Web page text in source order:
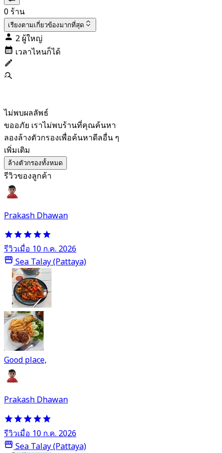
0 ร้าน
เรียงตามเกี่ยวข้องมากที่สุด
2 ผู้ใหญ่
เวลาไหนก็ได้
ไม่พบผลลัพธ์
ขออภัย เราไม่พบร้านที่คุณค้นหา
ลองล้างตัวกรองเพื่อค้นหาดีลอื่น ๆ
เพิ่มเติม
ล้างตัวกรองทั้งหมด
รีวิวของลูกค้า
Prakash Dhawan
รีวิวเมื่อ 10 ก.ค. 2026
Sea Talay (Pattaya)
Good place,
Prakash Dhawan
รีวิวเมื่อ 10 ก.ค. 2026
Sea Talay (Pattaya)